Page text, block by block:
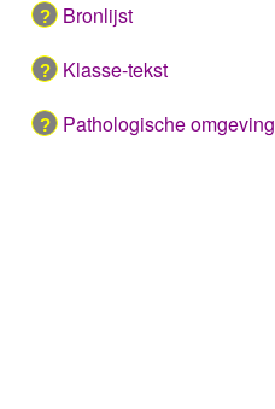
Bronlijst
Klasse-tekst
Pathologische omgeving